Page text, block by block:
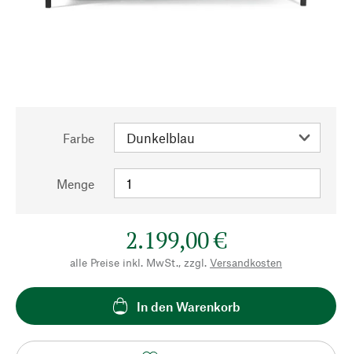
Farbe
Menge
2.199,00 €
alle Preise inkl. MwSt., zzgl. Versandkosten
In den Warenkorb